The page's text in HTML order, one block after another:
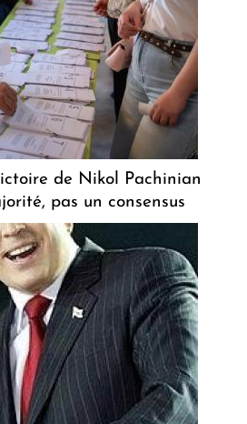
de Nikol Pachinian
pas un consensus